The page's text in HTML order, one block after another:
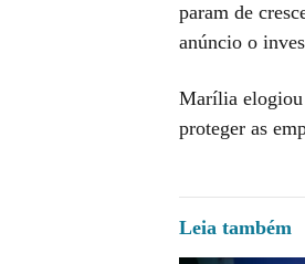
param de
anúncio o
Marília elogiou
proteger as
Leia também